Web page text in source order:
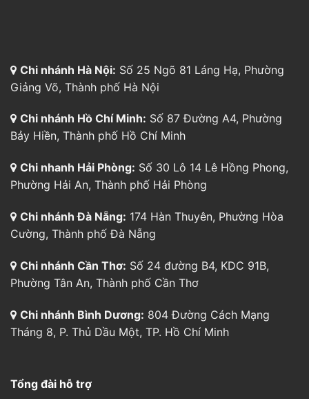
Chi nhánh Hà Nội: Số 25 Ngõ 81 Láng Hạ, Phường
Giảng Võ, Thành phố Hà Nội
Chi nhánh Hồ Chí Minh: Số 87 Đường A4, Phường
Bảy Hiền, Thành phố Hồ Chí Minh
Chi nhanh Hải Phòng: Số 30 Lô 14 Lê Hồng Phong,
Phường Hải An, Thành phố Hải Phòng
Chi nhánh Đà Nẵng: 174 Hàn Thuyên, Phường Hòa
Cường, Thành phố Đà Nẵng
Chi nhánh Cần Thơ: Số 24 đường B4, KDC 91B,
Phường Tân An, Thành phố Cần Thơ
Chi nhánh Bình Dương: 804 Đường Cách Mạng
Tháng 8, P. Thủ Dầu Một, TP. Hồ Chí Minh
Tổng đài hỗ trợ